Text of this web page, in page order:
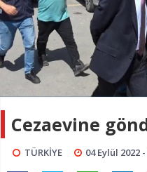
Cezaevine
TÜRKİYE 04 Eylül 2022